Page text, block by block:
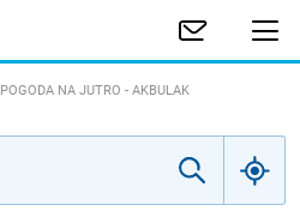
POGODA NA JUTRO - AKBULAK